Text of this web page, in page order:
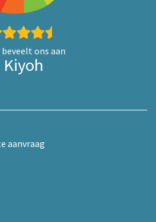
beveelt ons aan
Kiyoh
aanvraag